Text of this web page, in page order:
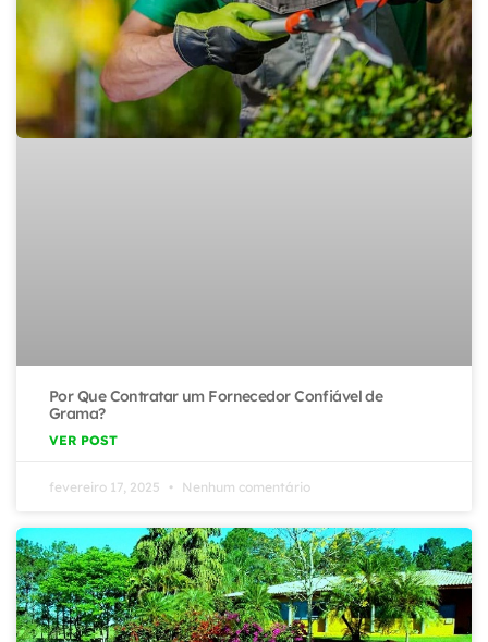
Por Que Contratar um Fornecedor Confiável de
Grama?
VER POST
fevereiro 17, 2025 Nenhum comentário